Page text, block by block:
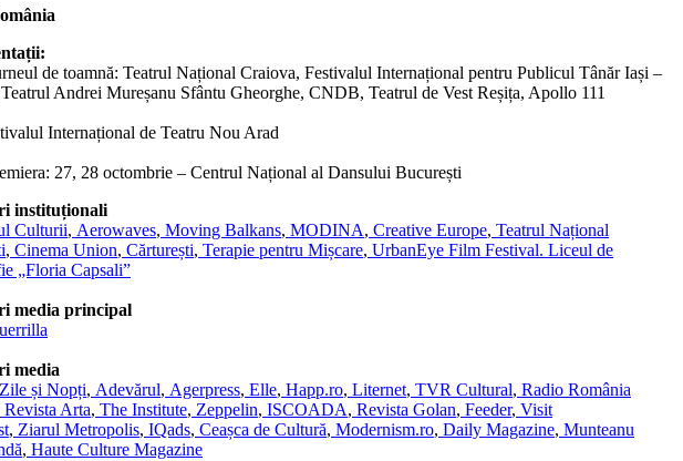
de toamnă: Teatrul Național Craiova, Festivalul Internațional pentru Publicul Tânăr Iași –
Andrei Mureșanu Sfântu Gheorghe, CNDB, Teatrul de Vest Reșița, Apollo 111
Internațional de Teatru Nou Arad
27, 28 octombrie – Centrul Național al Dansului București
instituționali
Culturii, Aerowaves, Moving Balkans, MODINA, Creative Europe, Teatrul Național
, Cinema Union, Cărturești, Terapie pentru Mișcare, UrbanEye Film Festival. Liceul de
„Floria Capsali”
media principal
media
Zile și Nopți, Adevărul, Agerpress, Elle, Happ.ro, Liternet, TVR Cultural, Radio România
Revista Arta, The Institute, Zeppelin, ISCOADA, Revista Golan, Feeder, Visit
, Ziarul Metropolis, IQads, Ceașca de Cultură, Modernism.ro, Daily Magazine, Munteanu
, Haute Culture Magazine